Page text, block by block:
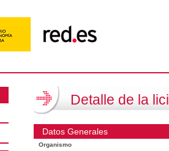
Detalle de la
Datos Generales
Organismo